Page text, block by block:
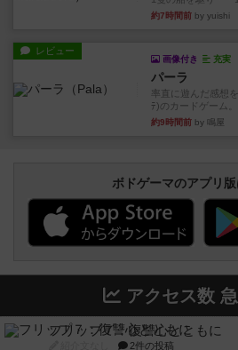
約7時間前 by yuishi
レビュー
画像付き 充実
パーラ
率直に遊んだ感想
ﾃ)のカードゲーム
約9時間前 by 鳴屋
ボドゲーマのアプリ
アクセス数
フリップ７：復讐心とともに
2件の投稿